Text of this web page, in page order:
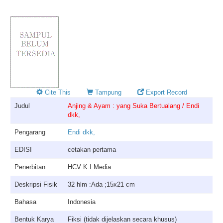
Cite This Tampung
Export Record
Judul
Anjing & Ayam : yang Suka Bertualang / Endi
dkk,
Pengarang Endi dkk,
EDISI cetakan pertama
Penerbitan HCV K.I Media
Deskripsi Fisik 32 hlm :Ada ;15x21 cm
Bahasa Indonesia
Bentuk Karya Fiksi (tidak dijelaskan secara khusus)